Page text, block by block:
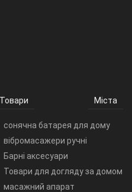
Товари Міста
сонячна батарея для дому
вібромасажери ручні
Барні аксесуари
Товари для догляду за домом
масажний апарат